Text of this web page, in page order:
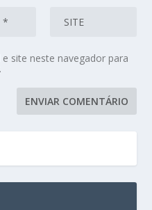
site neste navegador para